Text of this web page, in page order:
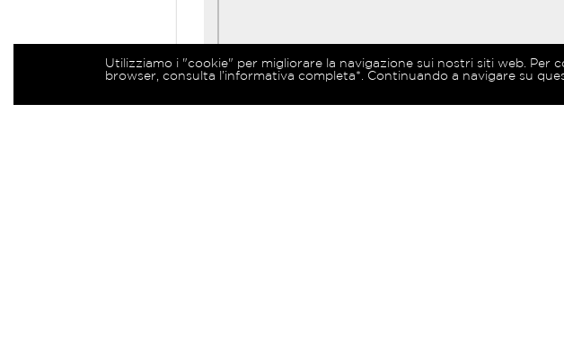
Utilizziamo i "cookie" per migliorare la navigazione sui nostri siti web.
browser, consulta l’informativa completa*. Continuando a navigare su